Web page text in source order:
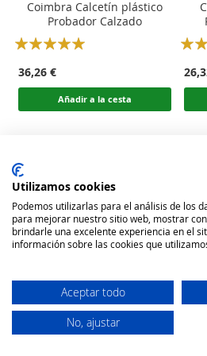
Coimbra Calcetín plástico
Probador Calzado
Rating:
36,26 €
Añadir a la cesta
Utilizamos cookies
Podemos utilizarlas para el análisis de los
para mejorar nuestro sitio web, mostrar
brindarle una excelente experiencia en el
información sobre las cookies que
Aceptar todo
No, ajustar